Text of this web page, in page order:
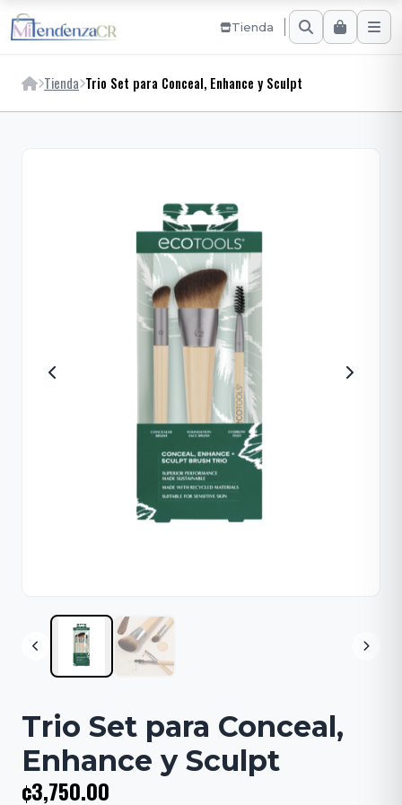
Tienda
Tienda Trio Set para Conceal, Enhance y Sculpt
Trio Set para Conceal,
Enhance y Sculpt
¢3,750.00